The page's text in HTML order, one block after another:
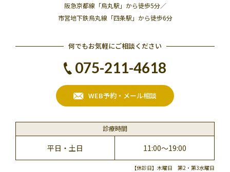
阪急京都線「烏丸駅」から徒歩5分／
市営地下鉄烏丸線「四条駅」から徒歩6分
何でもお気軽にご相談ください
075-211-4618
WEB予約・メール相談
診療時間
平日・土日 11:00～19:00
【休診日】木曜日 第2・第3水曜日